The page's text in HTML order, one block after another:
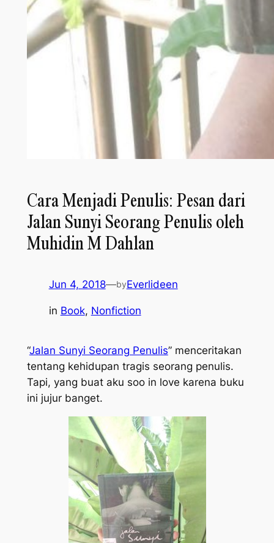
Cara Menjadi Penulis: Pesan dari
Jalan Sunyi Seorang Penulis oleh
Muhidin M Dahlan
Jun 4, 2018—byEverlideen
in Book, Nonfiction
“Jalan Sunyi Seorang Penulis” menceritakan
tentang kehidupan tragis seorang penulis.
Tapi, yang buat aku soo in love karena buku
ini jujur banget.